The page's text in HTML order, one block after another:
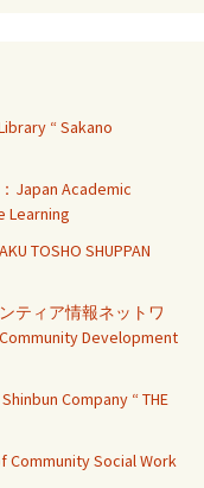
“ Sakano
Japan Academic
Learning
TOSHO SHUPPAN
ティア情報ネットワ
Development
Company “ THE
Social Work